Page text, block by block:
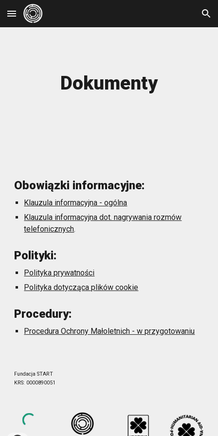
Skip to main content Skip to navigation
Dokumenty
Obowiązki informacyjne:
Klauzula informacyjna - ogólna
Klauzula informacyjna dot. nagrywania rozmów
telefonicznych.
Polityki:
Polityka prywatności
Polityka dotycząca plików cookie
Procedury:
Procedura Ochrony Małoletnich - w przygotowaniu
Fundacja START
KRS: 0000890051